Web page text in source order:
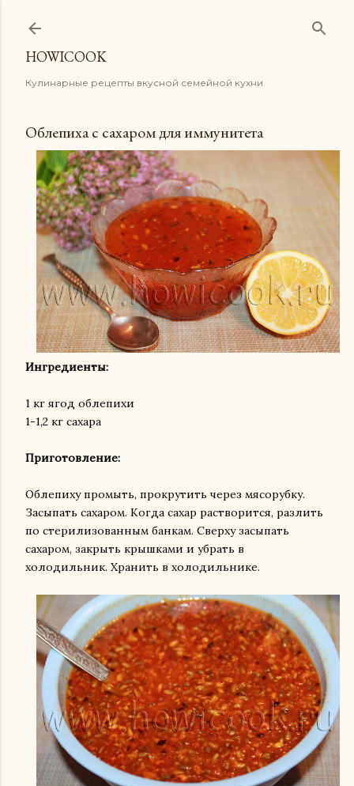
HOWICOOK
Кулинарные рецепты вкусной семейной кухни
Облепиха с сахаром для иммунитета
Ингредиенты:
1 кг ягод облепихи
1-1,2 кг сахара
Приготовление:
Облепиху промыть, прокрутить через мясорубку.
Засыпать сахаром. Когда сахар растворится, разлить
по стерилизованным банкам. Сверху засыпать
сахаром, закрыть крышками и убрать в
холодильник. Хранить в холодильнике.